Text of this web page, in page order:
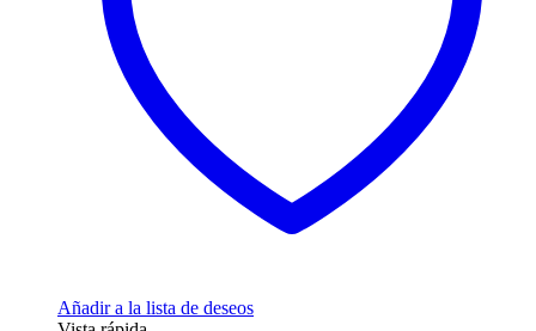
Añadir a la lista de deseos